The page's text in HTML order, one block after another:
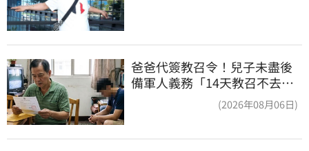
爸爸代簽教召令！兒子未盡後
備軍人義務「14天教召不去」
(2026年08月06日)